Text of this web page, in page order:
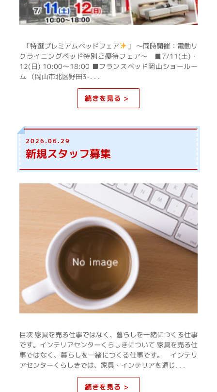
「特選プレミアムベッドフェア
」 ～同時開催：電動リ
クライニングベッド特別ご優待フェア～ ■7/11(土)・
12(日) 10:00～18:00 ■フランスベッド岡山ショールー
ム （岡山市北区野田3-. . .
続きを見る >
2026.06.29
新規スタッフ募集
目次 家具を売る仕事ではなく、暮らしを一緒につくる仕事
です。インテリアセンターくらしきについて 家具を売る仕
事ではなく、暮らしを一緒につくる仕事です。 インテリ
アセンターくらしきでは、家具・インテリアを通じ. . .
続きを見る >